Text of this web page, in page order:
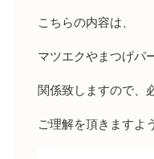
こちらの内容は、
マツエクやまつげパ
関係致しますので、
ご理解を頂きますよ